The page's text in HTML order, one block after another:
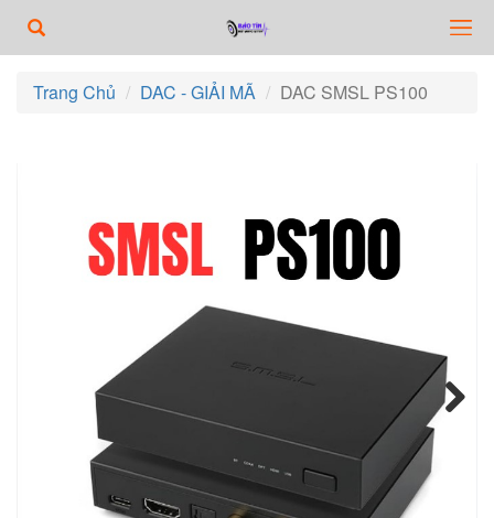
Trang Chủ DAC - GIẢI MÃ DAC SMSL PS100
Next